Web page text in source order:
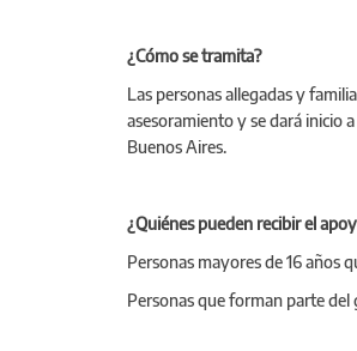
¿Cómo se tramita?
Las personas allegadas y
asesoramiento y se dará inicio
Buenos Aires.
¿Quiénes pueden recibir el
Personas mayores de 16 años
Personas que forman parte